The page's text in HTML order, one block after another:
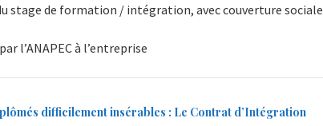
stage de formation / intégration, avec couverture sociale
l’ANAPEC à l’entreprise
difficilement insérables : Le Contrat d’Intégration